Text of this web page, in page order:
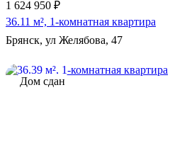
1 624 950 ₽
36.11 м², 1-комнатная квартира
Брянск, ул Желябова, 47
Дом сдан